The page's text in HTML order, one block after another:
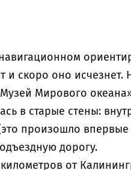
и скоро оно исчезнет.
Мирового
в старые стены:
произошло впервые
дорогу.
от